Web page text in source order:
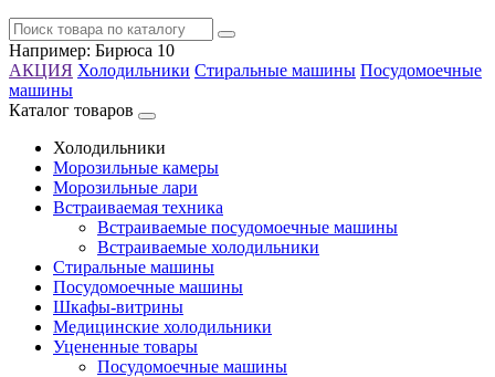
Например: Бирюса 10
АКЦИЯ Холодильники Стиральные машины Посудомоечные
машины
Каталог товаров
Холодильники
Морозильные камеры
Морозильные лари
Встраиваемая техника
Встраиваемые посудомоечные машины
Встраиваемые холодильники
Стиральные машины
Посудомоечные машины
Шкафы-витрины
Медицинские холодильники
Уцененные товары
Посудомоечные машины